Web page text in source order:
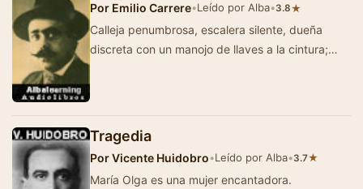
Por Emilio Carrere•Leído por Alba•3.8★
Calleja penumbrosa, escalera silente, dueña
discreta con un manojo de llaves a la cintura;
Tragedia
PorVicente Huidobro•Leído por Alba•3.7★
María Olga es una mujer encantadora.